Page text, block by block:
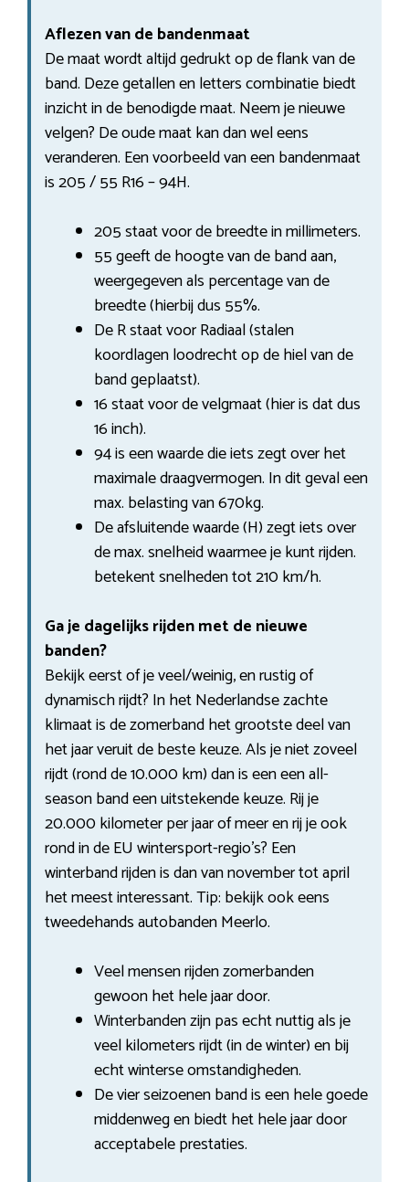
Aflezen van de bandenmaat
De maat wordt altijd gedrukt op de flank van de
band. Deze getallen en letters combinatie biedt
inzicht in de benodigde maat. Neem je nieuwe
velgen? De oude maat kan dan wel eens
veranderen. Een voorbeeld van een bandenmaat
is 205 / 55 R16 – 94H.
205 staat voor de breedte in millimeters.
55 geeft de hoogte van de band aan,
weergegeven als percentage van de
breedte (hierbij dus 55%.
De R staat voor Radiaal (stalen
koordlagen loodrecht op de hiel van de
band geplaatst).
16 staat voor de velgmaat (hier is dat dus
16 inch).
94 is een waarde die iets zegt over het
maximale draagvermogen. In dit geval een
max. belasting van 670kg.
De afsluitende waarde (H) zegt iets over
de max. snelheid waarmee je kunt rijden.
betekent snelheden tot 210 km/h.
Ga je dagelijks rijden met de nieuwe
banden?
Bekijk eerst of je veel/weinig, en rustig of
dynamisch rijdt? In het Nederlandse zachte
klimaat is de zomerband het grootste deel van
het jaar veruit de beste keuze. Als je niet zoveel
rijdt (rond de 10.000 km) dan is een een all-
season band een uitstekende keuze. Rij je
20.000 kilometer per jaar of meer en rij je ook
rond in de EU wintersport-regio’s? Een
winterband rijden is dan van november tot april
het meest interessant. Tip: bekijk ook eens
tweedehands autobanden Meerlo.
Veel mensen rijden zomerbanden
gewoon het hele jaar door.
Winterbanden zijn pas echt nuttig als je
veel kilometers rijdt (in de winter) en bij
echt winterse omstandigheden.
De vier seizoenen band is een hele goede
middenweg en biedt het hele jaar door
acceptabele prestaties.